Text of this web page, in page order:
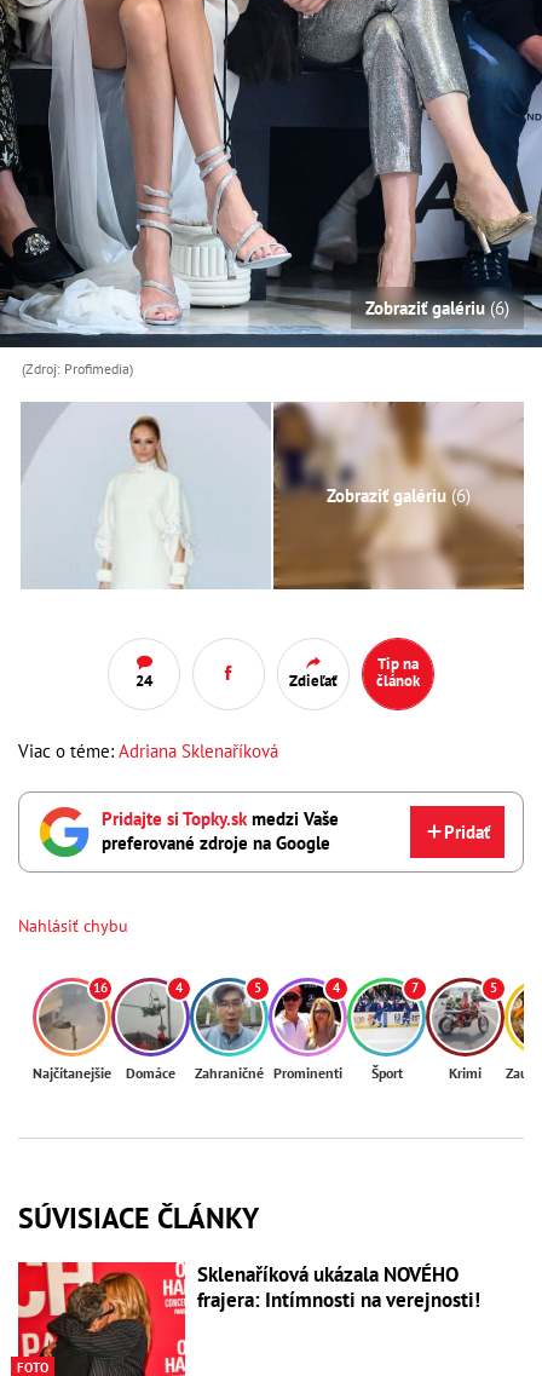
Zobraziť galériu(6)
(Zdroj: Profimedia)
Zobraziť galériu(6)
24 Zdieľať
Tip na
článok
Viac o téme: Adriana Sklenaříková
Pridajte si Topky.skmedzi Vaše
preferované zdroje na Google
Pridať
Nahlásiť chybu
16
Najčítanejšie
4
Domáce
5
Zahraničné
4
Prominenti
7
Šport
5
Krimi
SÚVISIACE ČLÁNKY
FOTO
Sklenaříková ukázala NOVÉHO
frajera: Intímnosti na verejnosti!